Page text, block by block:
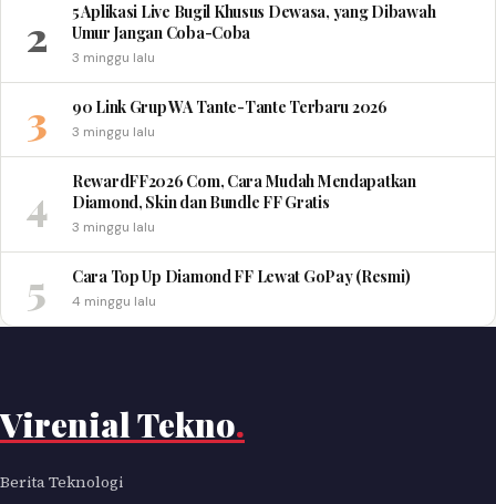
2
5 Aplikasi Live Bugil Khusus Dewasa, yang Dibawah
Umur Jangan Coba-Coba
3 minggu lalu
3 90 Link Grup WA Tante-Tante Terbaru 2026
3 minggu lalu
4
RewardFF2026 Com, Cara Mudah Mendapatkan
Diamond, Skin dan Bundle FF Gratis
3 minggu lalu
5 Cara Top Up Diamond FF Lewat GoPay (Resmi)
4 minggu lalu
Virenial Tekno.
Berita Teknologi